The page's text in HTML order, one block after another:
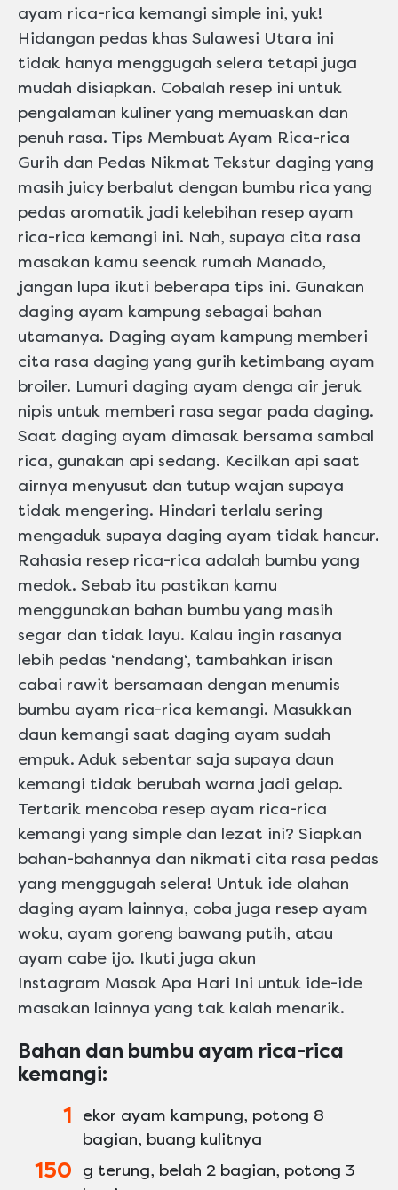
ayam rica-rica kemangi simple ini, yuk!
Hidangan pedas khas Sulawesi Utara ini
tidak hanya menggugah selera tetapi juga
mudah disiapkan. Cobalah resep ini untuk
pengalaman kuliner yang memuaskan dan
penuh rasa. Tips Membuat Ayam Rica-rica
Gurih dan Pedas Nikmat Tekstur daging yang
masih juicy berbalut dengan bumbu rica yang
pedas aromatik jadi kelebihan resep ayam
rica-rica kemangi ini. Nah, supaya cita rasa
masakan kamu seenak rumah Manado,
jangan lupa ikuti beberapa tips ini. Gunakan
daging ayam kampung sebagai bahan
utamanya. Daging ayam kampung memberi
cita rasa daging yang gurih ketimbang ayam
broiler. Lumuri daging ayam denga air jeruk
nipis untuk memberi rasa segar pada daging.
Saat daging ayam dimasak bersama sambal
rica, gunakan api sedang. Kecilkan api saat
airnya menyusut dan tutup wajan supaya
tidak mengering. Hindari terlalu sering
mengaduk supaya daging ayam tidak hancur.
Rahasia resep rica-rica adalah bumbu yang
medok. Sebab itu pastikan kamu
menggunakan bahan bumbu yang masih
segar dan tidak layu. Kalau ingin rasanya
lebih pedas ‘nendang‘, tambahkan irisan
cabai rawit bersamaan dengan menumis
bumbu ayam rica-rica kemangi. Masukkan
daun kemangi saat daging ayam sudah
empuk. Aduk sebentar saja supaya daun
kemangi tidak berubah warna jadi gelap.
Tertarik mencoba resep ayam rica-rica
kemangi yang simple dan lezat ini? Siapkan
bahan-bahannya dan nikmati cita rasa pedas
yang menggugah selera! Untuk ide olahan
daging ayam lainnya, coba juga resep ayam
woku, ayam goreng bawang putih, atau
ayam cabe ijo. Ikuti juga akun
Instagram Masak Apa Hari Ini untuk ide-ide
masakan lainnya yang tak kalah menarik.
Bahan dan bumbu ayam rica-rica
kemangi:
1
ekor ayam kampung, potong 8
bagian, buang kulitnya
150
g terung, belah 2 bagian, potong 3